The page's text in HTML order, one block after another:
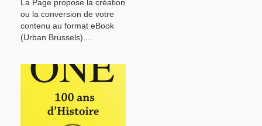
La Page propose la création
ou la conversion de votre
contenu au format eBook
(Urban Brussels)....